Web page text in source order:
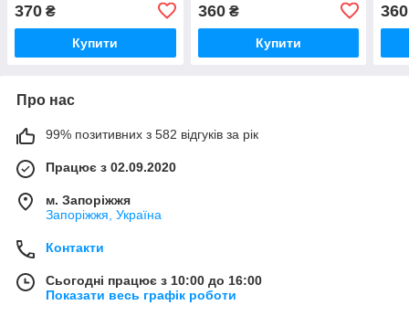
370 ₴
Купити
360₴
Купити
360
Про нас
99% позитивних з 582 відгуків за рік
Працює з 02.09.2020
м. Запоріжжя
Запоріжжя, Україна
Контакти
Сьогодні працює з 10:00 до 16:00
Показати весь графік роботи